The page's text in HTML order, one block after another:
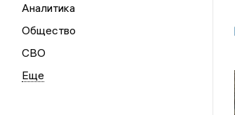
Аналитика
Общество
СВО